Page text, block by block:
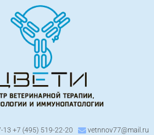
13 +7 (495) 519-22-20 vetnnov77@mail.ru